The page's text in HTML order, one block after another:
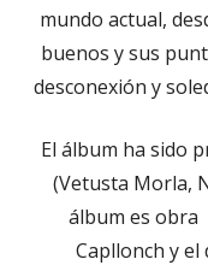
mundo actual,
buenos y sus
desconexión y
El álbum ha sido
(Vetusta Morla,
álbum es obra
Capllonch y el